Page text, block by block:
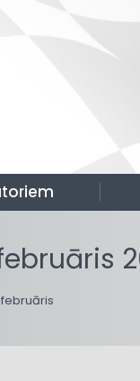
februāris